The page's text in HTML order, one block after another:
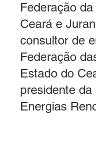
Federação
Ceará e
consultor de
Federação
Estado do
presidente
Energias